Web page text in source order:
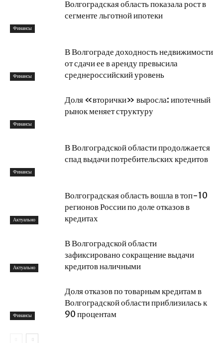
Финансы
Волгоградская область показала рост в
сегменте льготной ипотеки
Финансы
В Волгограде доходность недвижимости
от сдачи ее в аренду превысила
среднероссийский уровень
Финансы
Доля «вторички» выросла: ипотечный
рынок меняет структуру
Финансы
В Волгоградской области продолжается
спад выдачи потребительских кредитов
Актуально
Волгоградская область вошла в топ-10
регионов России по доле отказов в
кредитах
Актуально
В Волгоградской области
зафиксировано сокращение выдачи
кредитов наличными
Финансы
Доля отказов по товарным кредитам в
Волгоградской области приблизилась к
90 процентам